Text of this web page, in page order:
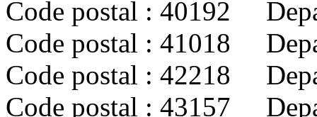
Code postal : 40192
Code postal : 41018
Code postal : 42218
Code postal : 43157